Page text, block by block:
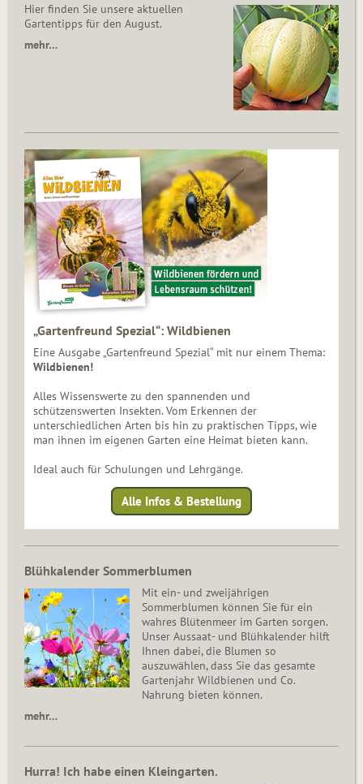
Hier finden Sie unsere aktuellen
Gartentipps für den August.
mehr…
„Gartenfreund Spezial“: Wildbienen
Eine Ausgabe „Gartenfreund Spezial“ mit nur einem Thema:
Wildbienen!
Alles Wissenswerte zu den spannenden und
schützenswerten Insekten. Vom Erkennen der
unterschiedlichen Arten bis hin zu praktischen Tipps, wie
man ihnen im eigenen Garten eine Heimat bieten kann.
Ideal auch für Schulungen und Lehrgänge.
Alle Infos & Bestellung
Blühkalender Sommerblumen
Mit ein- und zweijährigen
Sommerblumen können Sie für ein
wahres Blütenmeer im Garten sorgen.
Unser Aussaat- und Blühkalender hilft
Ihnen dabei, die Blumen so
auszuwählen, dass Sie das gesamte
Gartenjahr Wildbienen und Co.
Nahrung bieten können.
mehr…
Hurra! Ich habe einen Kleingarten.